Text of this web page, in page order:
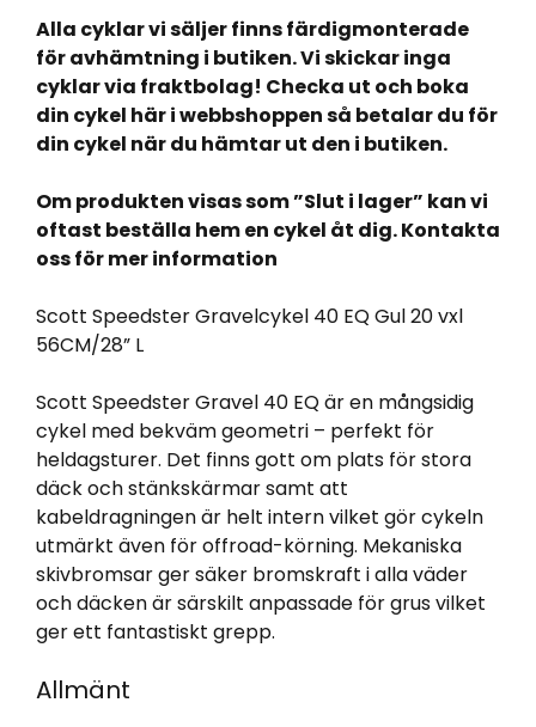
Alla cyklar vi säljer finns färdigmonterade
för avhämtning i butiken. Vi skickar inga
cyklar via fraktbolag! Checka ut och boka
din cykel här i webbshoppen så betalar du för
din cykel när du hämtar ut den i butiken.
Om produkten visas som ”Slut i lager” kan vi
oftast beställa hem en cykel åt dig. Kontakta
oss för mer information
Scott Speedster Gravelcykel 40 EQ Gul 20 vxl
56CM/28” L
Scott Speedster Gravel 40 EQ är en mångsidig
cykel med bekväm geometri – perfekt för
heldagsturer. Det finns gott om plats för stora
däck och stänkskärmar samt att
kabeldragningen är helt intern vilket gör cykeln
utmärkt även för offroad-körning. Mekaniska
skivbromsar ger säker bromskraft i alla väder
och däcken är särskilt anpassade för grus vilket
ger ett fantastiskt grepp.
Allmänt